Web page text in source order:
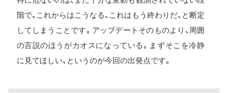
階で、これからはこうなる、これはもう終わりだ、と断定
してしまうことです。アップデートそのものより、周囲
の言説のほうがカオスになっている。まずそこを冷静
に見てほしい、というのが今回の出発点です。